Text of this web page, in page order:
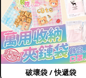
破壞袋 / 快遞袋